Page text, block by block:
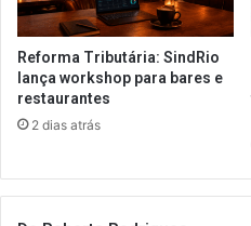
Reforma Tributária: SindRio
lança workshop para bares e
restaurantes
2 dias atrás